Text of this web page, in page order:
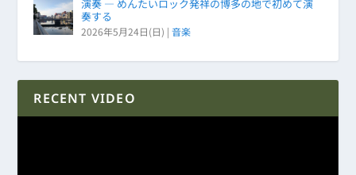
演奏 ― めんたいロック発祥の博多の地で初めて演
奏する
2026年5月24日(日) |音楽
RECENT VIDEO